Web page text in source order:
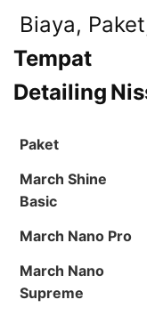
Biaya,
Tempat
Detailing
Paket
March Shine
Basic
March Nano Pro
March Nano
Supreme